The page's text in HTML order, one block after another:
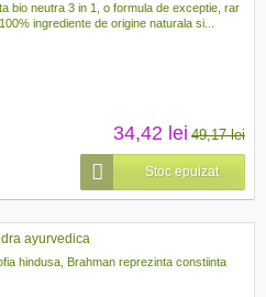
bio neutra 3 in 1, o formula de exceptie, rar
ingrediente de origine naturala si...
34,42 lei 49,17 lei
Stoc epuizat
ayurvedica
hindusa, Brahman reprezinta constiinta